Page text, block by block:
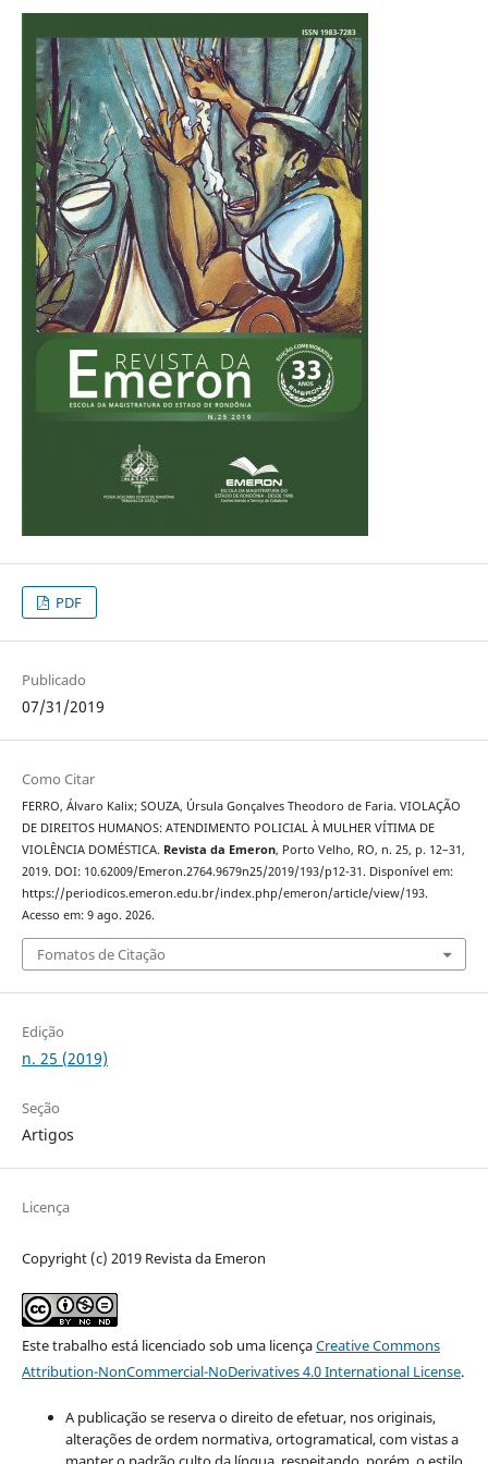
PDF
Publicado
07/31/2019
Como Citar
FERRO, Álvaro Kalix; SOUZA, Úrsula Gonçalves Theodoro de Faria. VIOLAÇÃO
DE DIREITOS HUMANOS: ATENDIMENTO POLICIAL À MULHER VÍTIMA DE
VIOLÊNCIA DOMÉSTICA. Revista da Emeron, Porto Velho, RO, n. 25, p. 12–31,
2019. DOI: 10.62009/Emeron.2764.9679n25/2019/193/p12-31. Disponível em:
https://periodicos.emeron.edu.br/index.php/emeron/article/view/193.
Acesso em: 9 ago. 2026.
Fomatos de Citação
Edição
n. 25 (2019)
Seção
Artigos
Licença
Copyright (c) 2019 Revista da Emeron
Este trabalho está licenciado sob uma licençaCreative Commons
Attribution-NonCommercial-NoDerivatives 4.0 International License.
A publicação se reserva o direito de efetuar, nos originais,
alterações de ordem normativa, ortogramatical, com vistas a